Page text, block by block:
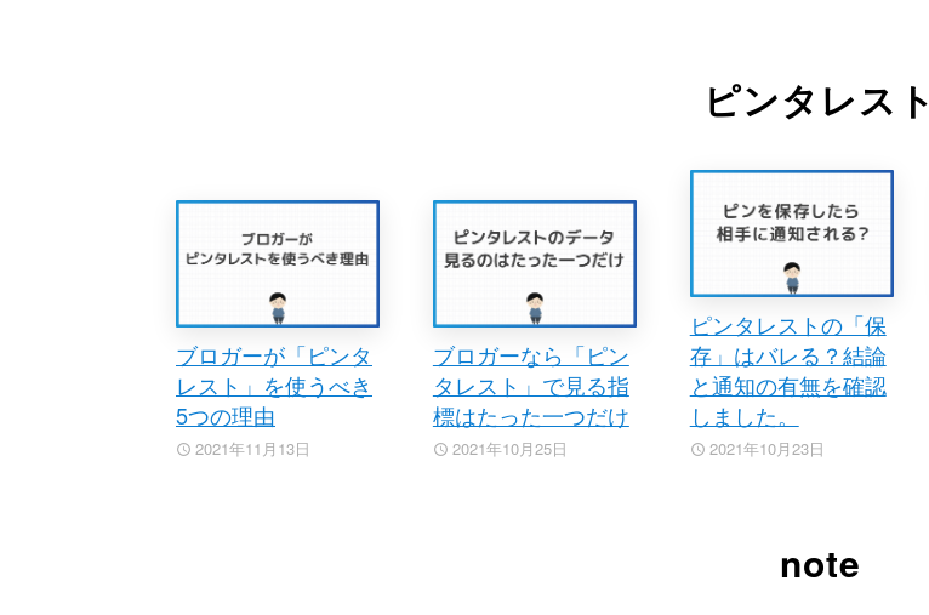
ピンタレスト
ブロガーが「ピンタ
レスト」を使うべき
5つの理由
2021年11月13日
ブロガーなら「ピン
タレスト」で見る指
標はたった一つだけ
2021年10月25日
ピンタレストの「保
存」はバレる？結論
と通知の有無を確認
しました。
2021年10月23日
note